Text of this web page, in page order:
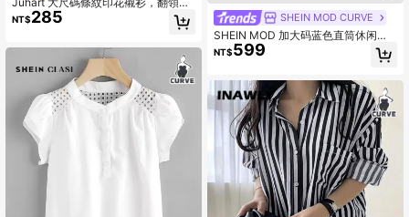
務風格
NT$285 SHEIN MOD CURVE
SHEIN MOD 加大码蓝色直筒休闲牛
仔裤，宽松直筒牛仔裤，长腿，四季
皆宜，夏季/夏季/夏季，春季/女士春
假/春假，女士音乐会/狂欢节/乡村音
乐会/伊比沙岛/纳什维尔
NT$599